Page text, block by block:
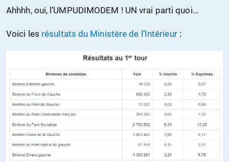
Ahhhh, oui, l’UMPUDIMODEM ! UN vrai parti quoi…
Voici les résultats du Ministère de l’Intérieur :